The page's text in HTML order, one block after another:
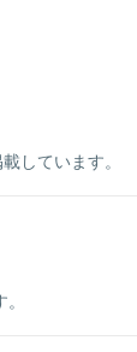
しています。